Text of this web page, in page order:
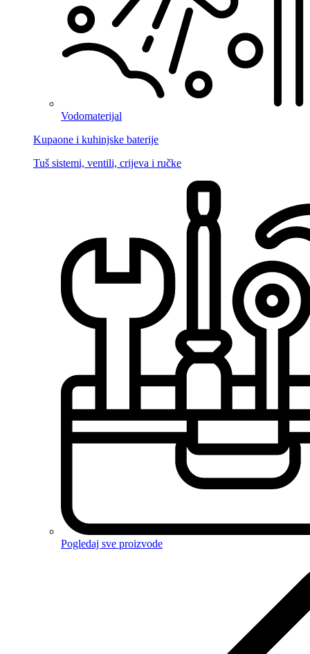
Vodomaterijal
Kupaone i kuhinjske baterije
Tuš sistemi, ventili, crijeva i ručke
Pogledaj sve proizvode